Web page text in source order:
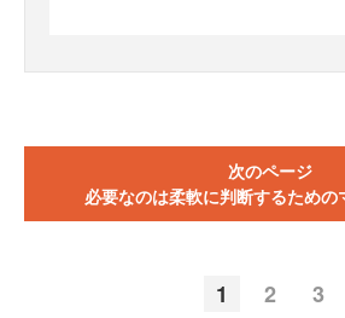
次のページ
必要なのは柔軟に判断するための
1 2 3